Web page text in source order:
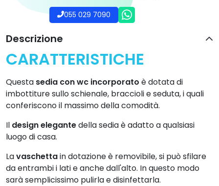
055 029 7090
Descrizione
CARATTERISTICHE
Questa sedia con wc incorporato è dotata di
imbottiture sullo schienale, braccioli e seduta, i quali
conferiscono il massimo della comodità.
Il design elegantedella sedia è adatto a qualsiasi
luogo di casa.
Lavaschettain dotazione è removibile, si può sfilare
da entrambi i lati e anche dall'alto. In questo modo
sarà semplicissimo pulirla e disinfettarla.